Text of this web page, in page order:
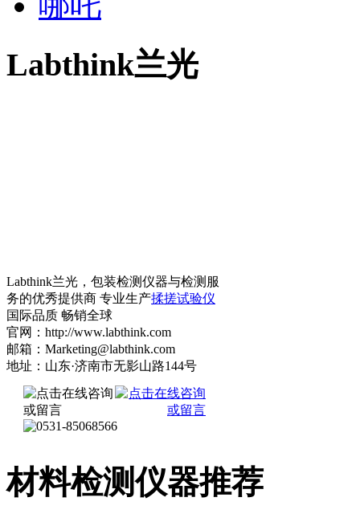
Labthink兰光
Labthink兰光，包装检测仪器与检测服
务的优秀提供商 专业生产揉搓试验仪
国际品质 畅销全球
官网：http://www.labthink.com
邮箱：Marketing@labthink.com
地址：山东·济南市无影山路144号
材料检测仪器推荐